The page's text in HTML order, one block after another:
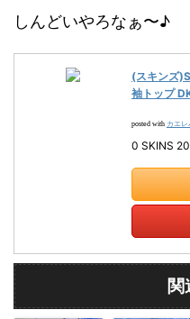
しんどいやろなぁ〜♪
(スキンズ
袖トップ
posted with カエレ
0 SKINS
関